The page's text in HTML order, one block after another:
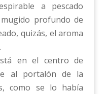
a pescado
profundo de
quizás, el aroma
en el centro de
al portalón de la
como se lo había